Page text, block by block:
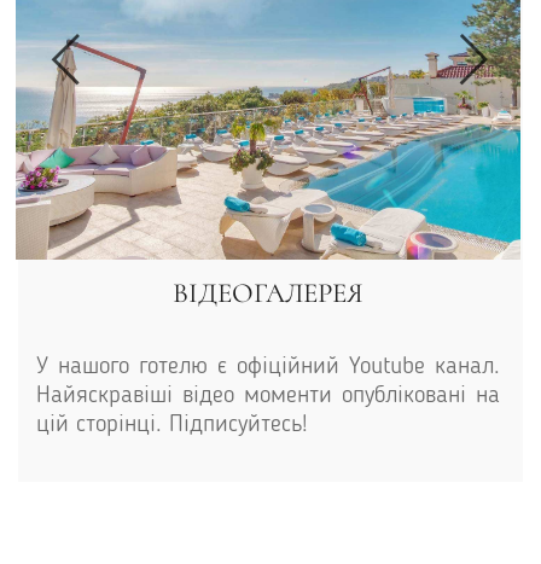
ВІДЕОГАЛЕРЕЯ
У нашого готелю є офіційний Youtube канал.
Найяскравіші відео моменти опубліковані на
цій сторінці. Підписуйтесь!